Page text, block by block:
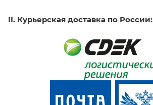
II. Курьерская доставка по России: